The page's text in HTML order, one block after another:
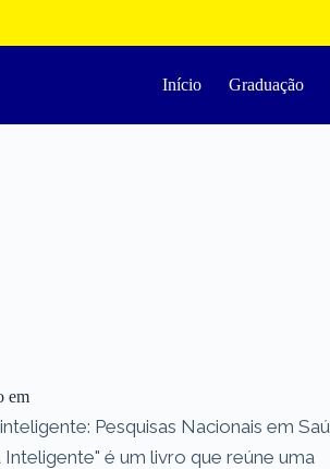
Início Graduação
em
Pesquisas Nacionais em
Inteligente" é um livro que reúne uma